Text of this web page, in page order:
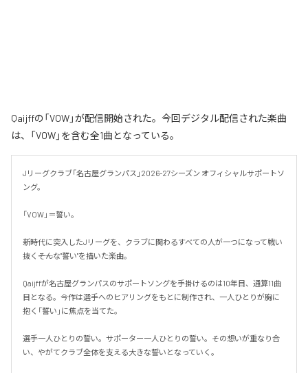
Qaijffの「VOW」が配信開始された。今回デジタル配信された楽曲
は、「VOW」を含む全1曲となっている。
Jリーグクラブ「名古屋グランパス」2026-27シーズン オフィシャルサポートソ
ング。
「VOW」＝誓い。
新時代に突入したJリーグを、クラブに関わるすべての人が一つになって戦い
抜く――そんな"誓い"を描いた楽曲。
Qaijffが名古屋グランパスのサポートソングを手掛けるのは10年目、通算11曲
目となる。今作は選手へのヒアリングをもとに制作され、一人ひとりが胸に
抱く「誓い」に焦点を当てた。
選手一人ひとりの誓い。サポーター一人ひとりの誓い。その想いが重なり合
い、やがてクラブ全体を支える大きな誓いとなっていく。